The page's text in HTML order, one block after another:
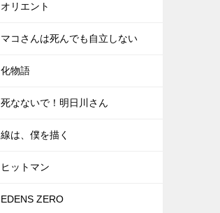
オリエント
マコさんは死んでも自立しない
化物語
死なないで！明日川さん
線は、僕を描く
ヒットマン
EDENS ZERO